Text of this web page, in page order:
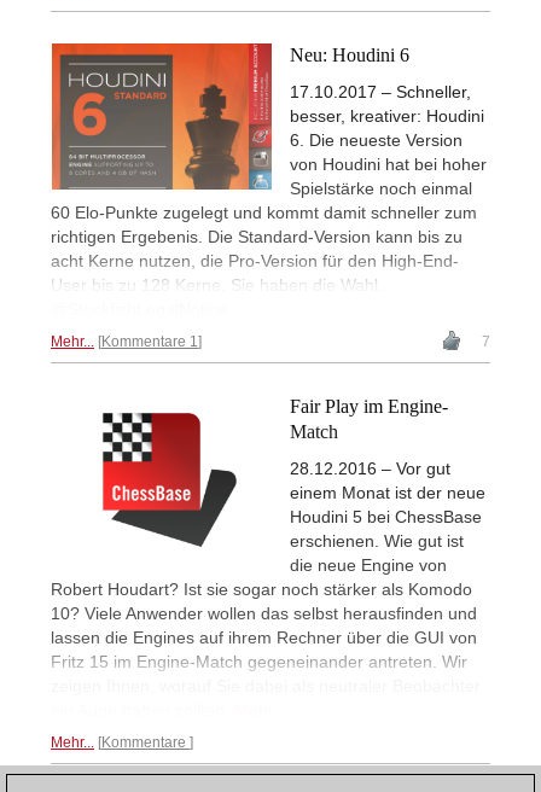
Neu: Houdini 6
17.10.2017 – Schneller,
besser, kreativer: Houdini
6. Die neueste Version
von Houdini hat bei hoher
Spielstärke noch einmal
60 Elo-Punkte zugelegt und kommt damit schneller zum
richtigen Ergebenis. Die Standard-Version kann bis zu
acht Kerne nutzen, die Pro-Version für den High-End-
User bis zu 128 Kerne. Sie haben die Wahl.
Mehr... Kommentare 1 7
Fair Play im Engine-
Match
28.12.2016 – Vor gut
einem Monat ist der neue
Houdini 5 bei ChessBase
erschienen. Wie gut ist
die neue Engine von
Robert Houdart? Ist sie sogar noch stärker als Komodo
10? Viele Anwender wollen das selbst herausfinden und
lassen die Engines auf ihrem Rechner über die GUI von
Fritz 15 im Engine-Match gegeneinander antreten. Wir
Mehr... Kommentare